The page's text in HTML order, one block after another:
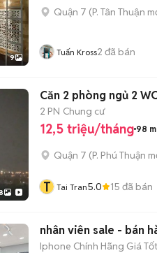
9
Quận 7 (P. Tân Thuận
Tuấn Kross2 đã bán
Căn 2 phòng ngủ 2
2 PN Chung cư
12,5 triệu/tháng 98
Quận 7 (P. Phú Thuận
T Tai Tran5.0 15 đã bán
nhân viên sale - bán
Iphone Chính Hãng Giá Tốt